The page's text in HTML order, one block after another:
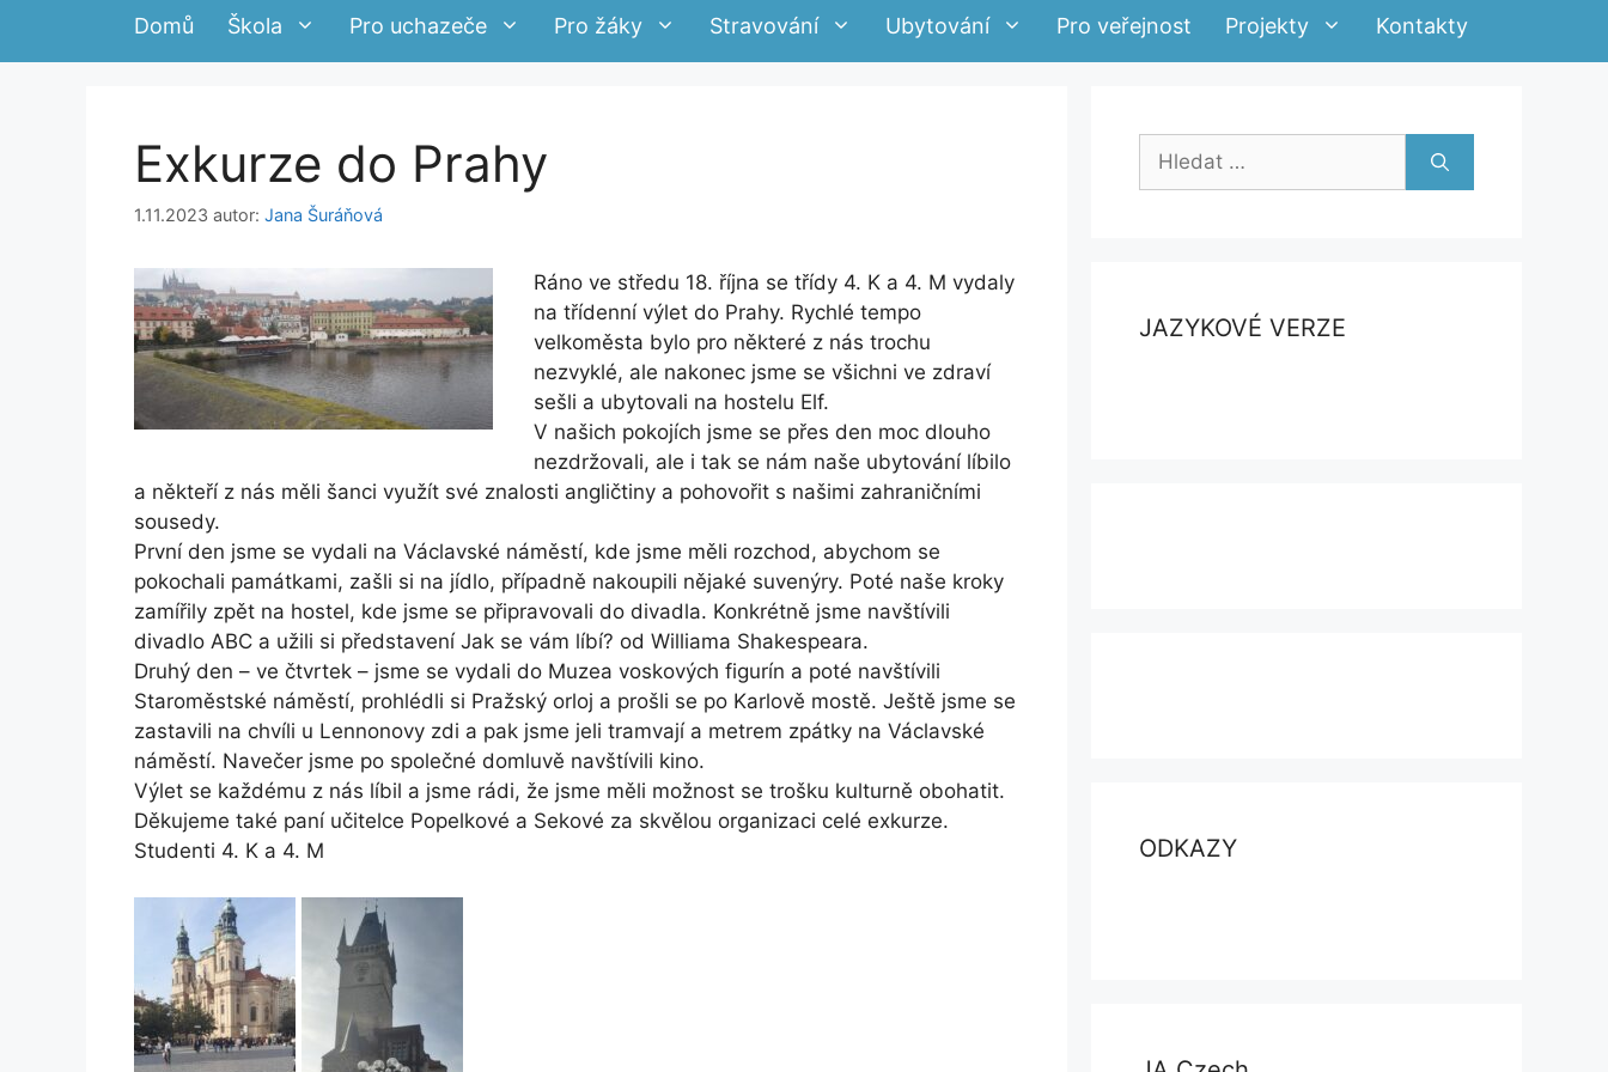
Domů Škola Pro uchazeče Pro žáky Stravování Ubytování Pro veřejnost Projekty Kontakty
Exkurze do Prahy
1.11.2023 autor: Jana Šuráňová
Ráno ve středu 18. října se třídy 4. K a 4. M vydaly
na třídenní výlet do Prahy. Rychlé tempo
velkoměsta bylo pro některé z nás trochu
nezvyklé, ale nakonec jsme se všichni ve zdraví
sešli a ubytovali na hostelu Elf.
V našich pokojích jsme se přes den moc dlouho
nezdržovali, ale i tak se nám naše ubytování líbilo
a někteří z nás měli šanci využít své znalosti angličtiny a pohovořit s našimi zahraničními
sousedy.
První den jsme se vydali na Václavské náměstí, kde jsme měli rozchod, abychom se
pokochali památkami, zašli si na jídlo, případně nakoupili nějaké suvenýry. Poté naše kroky
zamířily zpět na hostel, kde jsme se připravovali do divadla. Konkrétně jsme navštívili
divadlo ABC a užili si představení Jak se vám líbí? od Williama Shakespeara.
Druhý den – ve čtvrtek – jsme se vydali do Muzea voskových figurín a poté navštívili
Staroměstské náměstí, prohlédli si Pražský orloj a prošli se po Karlově mostě. Ještě jsme se
zastavili na chvíli u Lennonovy zdi a pak jsme jeli tramvají a metrem zpátky na Václavské
náměstí. Navečer jsme po společné domluvě navštívili kino.
Výlet se každému z nás líbil a jsme rádi, že jsme měli možnost se trošku kulturně obohatit.
Děkujeme také paní učitelce Popelkové a Sekové za skvělou organizaci celé exkurze.
Studenti 4. K a 4. M
Hledat:
JAZYKOVÉ VERZE
ODKAZY